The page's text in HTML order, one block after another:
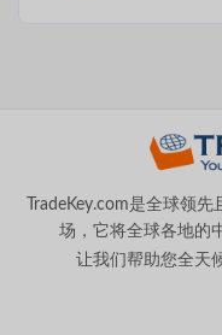
TradeKey.com是全球领
场，它将全球各地的
让我们帮助您全天